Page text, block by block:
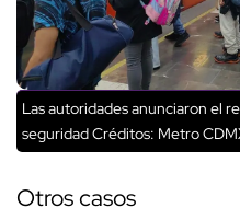
Las autoridades anunciaron el
seguridadCréditos: Metro
Otros casos